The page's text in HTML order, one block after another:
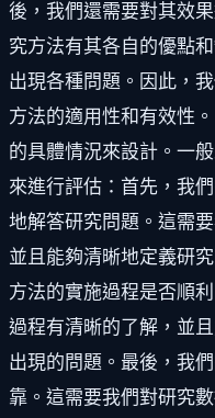
後，我們還需要對其效
究方法有其各自的優點
出現各種問題。因此，
方法的適用性和有效性
的具體情況來設計。一
來進行評估：首先，我
地解答研究問題。這需
並且能夠清晰地定義研
方法的實施過程是否順
過程有清晰的了解，並
出現的問題。最後，我
靠。這需要我們對研究